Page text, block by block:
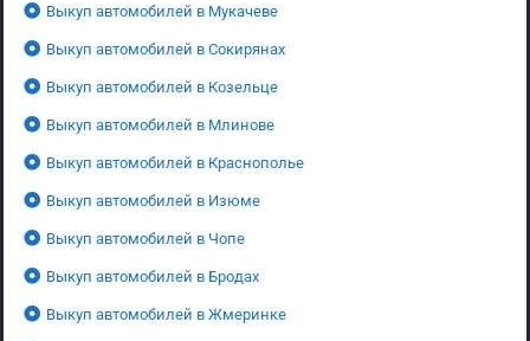
Выкуп автомобилей в Мукачеве
Выкуп автомобилей в Сокирянах
Выкуп автомобилей в Козельце
Выкуп автомобилей в Млинове
Выкуп автомобилей в Краснополье
Выкуп автомобилей в Изюме
Выкуп автомобилей в Чопе
Выкуп автомобилей в Бродах
Выкуп автомобилей в Жмеринке